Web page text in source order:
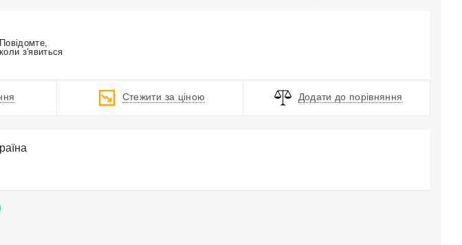
Повідомте,
коли з'явиться
Стежити за ціною Додати до порівняння